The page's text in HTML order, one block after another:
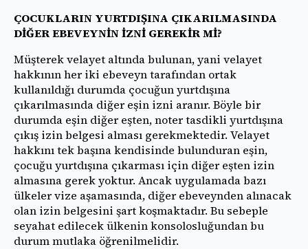
ÇOCUKLARIN YURTDIŞINA ÇIKARILMASINDA
DİĞER EBEVEYNİN İZNİ GEREKİR Mİ?
Müşterek velayet altında bulunan, yani velayet
hakkının her iki ebeveyn tarafından ortak
kullanıldığı durumda çocuğun yurtdışına
çıkarılmasında diğer eşin izni aranır. Böyle bir
durumda eşin diğer eşten, noter tasdikli yurtdışına
çıkış izin belgesi alması gerekmektedir. Velayet
hakkını tek başına kendisinde bulunduran eşin,
çocuğu yurtdışına çıkarması için diğer eşten izin
almasına gerek yoktur. Ancak uygulamada bazı
ülkeler vize aşamasında, diğer ebeveynden alınacak
olan izin belgesini şart koşmaktadır. Bu sebeple
seyahat edilecek ülkenin konsolosluğundan bu
durum mutlaka öğrenilmelidir.